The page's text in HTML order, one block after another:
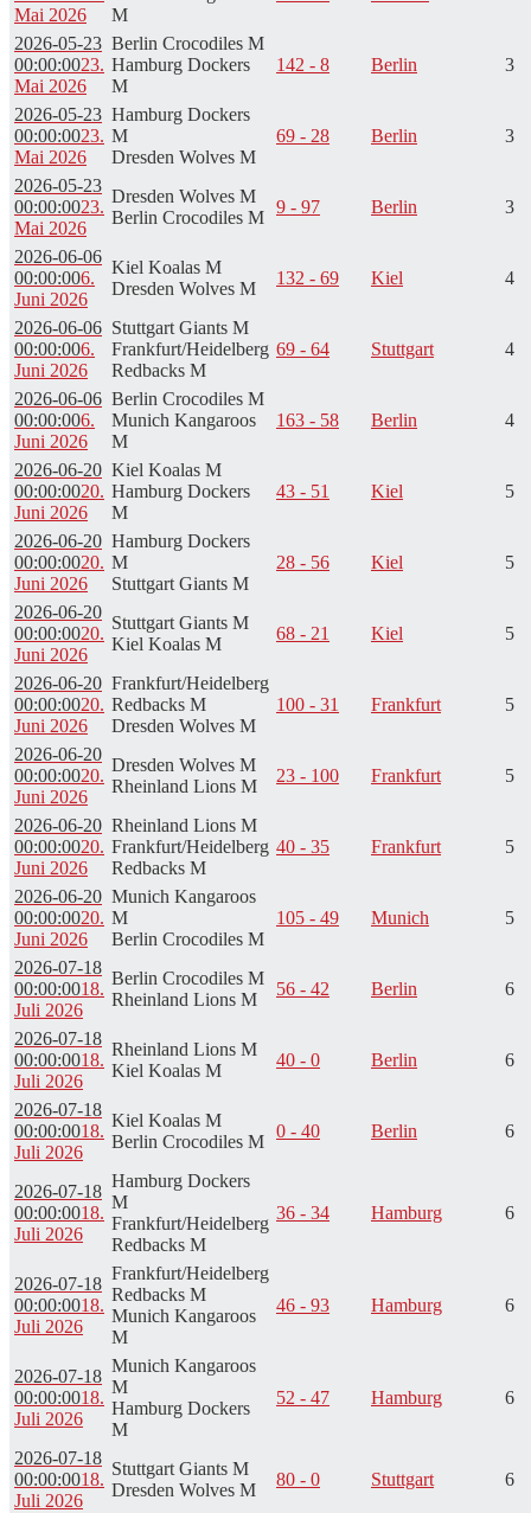
Mai 2026
M
2026-05-23
00:00:0023.
Mai 2026
Berlin Crocodiles M
Hamburg Dockers
M
142 - 8 Berlin 3
2026-05-23
00:00:0023.
Mai 2026
Hamburg Dockers
M
Dresden Wolves M
69 - 28 Berlin 3
2026-05-23
00:00:0023.
Mai 2026
Dresden Wolves M
Berlin Crocodiles M
9 - 97 Berlin 3
2026-06-06
00:00:006.
Juni 2026
Kiel Koalas M
Dresden Wolves M
132 - 69 Kiel 4
2026-06-06
00:00:006.
Juni 2026
Stuttgart Giants M
Frankfurt/Heidelberg
Redbacks M
69 - 64 Stuttgart 4
2026-06-06
00:00:006.
Juni 2026
Berlin Crocodiles M
Munich Kangaroos
M
163 - 58 Berlin 4
2026-06-20
00:00:0020.
Juni 2026
Kiel Koalas M
Hamburg Dockers
M
43 - 51 Kiel 5
2026-06-20
00:00:0020.
Juni 2026
Hamburg Dockers
M
Stuttgart Giants M
28 - 56 Kiel 5
2026-06-20
00:00:0020.
Juni 2026
Stuttgart Giants M
Kiel Koalas M
68 - 21 Kiel 5
2026-06-20
00:00:0020.
Juni 2026
Frankfurt/Heidelberg
Redbacks M
Dresden Wolves M
100 - 31 Frankfurt 5
2026-06-20
00:00:0020.
Juni 2026
Dresden Wolves M
Rheinland Lions M
23 - 100 Frankfurt 5
2026-06-20
00:00:0020.
Juni 2026
Rheinland Lions M
Frankfurt/Heidelberg
Redbacks M
40 - 35 Frankfurt 5
2026-06-20
00:00:0020.
Juni 2026
Munich Kangaroos
M
Berlin Crocodiles M
105 - 49 Munich 5
2026-07-18
00:00:0018.
Juli 2026
Berlin Crocodiles M
Rheinland Lions M
56 - 42 Berlin 6
2026-07-18
00:00:0018.
Juli 2026
Rheinland Lions M
Kiel Koalas M
40 - 0 Berlin 6
2026-07-18
00:00:0018.
Juli 2026
Kiel Koalas M
Berlin Crocodiles M
0 - 40 Berlin 6
2026-07-18
00:00:0018.
Juli 2026
Hamburg Dockers
M
Frankfurt/Heidelberg
Redbacks M
36 - 34 Hamburg 6
2026-07-18
00:00:0018.
Juli 2026
Frankfurt/Heidelberg
Redbacks M
Munich Kangaroos
M
46 - 93 Hamburg 6
2026-07-18
00:00:0018.
Juli 2026
Munich Kangaroos
M
Hamburg Dockers
M
52 - 47 Hamburg 6
2026-07-18
00:00:0018.
Juli 2026
Stuttgart Giants M
Dresden Wolves M
80 - 0 Stuttgart 6